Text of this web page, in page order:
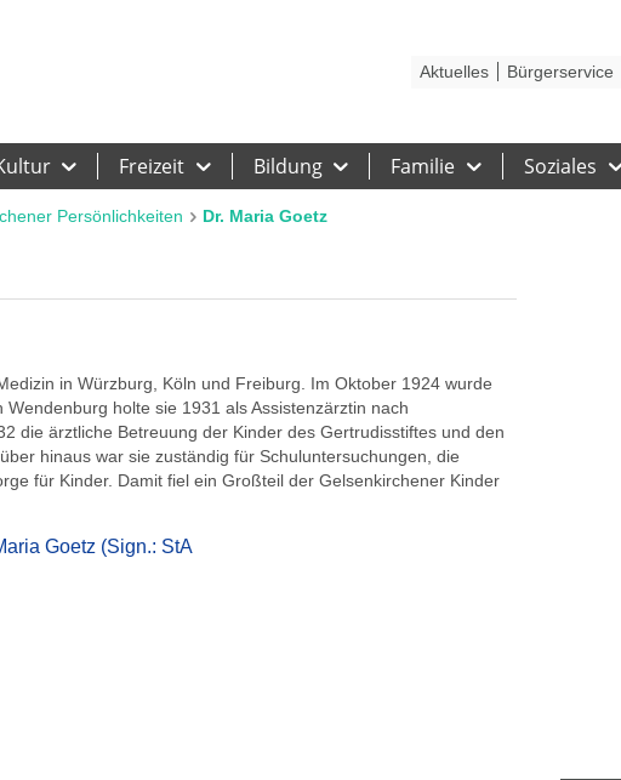
Freizeit Bildung Familie Soziales
Aktuelles Bürgerservice
Persönlichkeiten Dr. Maria Goetz
in Würzburg, Köln und Freiburg. Im Oktober 1924 wurde
holte sie 1931 als Assistenzärztin nach
die ärztliche Betreuung der Kinder des Gertrudisstiftes und den
hinaus war sie zuständig für Schuluntersuchungen, die
für Kinder. Damit fiel ein Großteil der Gelsenkirchener Kinder